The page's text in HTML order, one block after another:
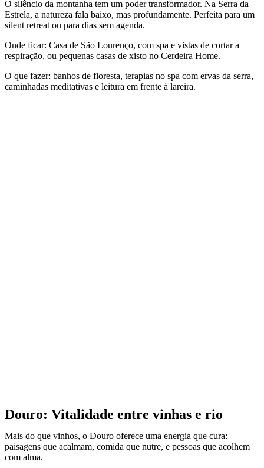
O silêncio da montanha tem um poder transformador. Na Serra da
Estrela, a natureza fala baixo, mas profundamente. Perfeita para um
silent retreat ou para dias sem agenda.
Onde ficar: Casa de São Lourenço, com spa e vistas de cortar a
respiração, ou pequenas casas de xisto no Cerdeira Home.
O que fazer: banhos de floresta, terapias no spa com ervas da serra,
caminhadas meditativas e leitura em frente à lareira.
Douro: Vitalidade entre vinhas e rio
Mais do que vinhos, o Douro oferece uma energia que cura:
paisagens que acalmam, comida que nutre, e pessoas que acolhem
com alma.